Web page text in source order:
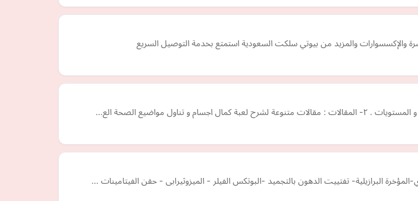
والإكسسوارات والمزيد من بيوتي سلكت السعودية استمتع بخدمة التوصيل السريع
البرازيلية- تفتييت الدهون بالتجميد -البوتكس الفيلر - الميزوثيرابى - حقن الفيتامينات …